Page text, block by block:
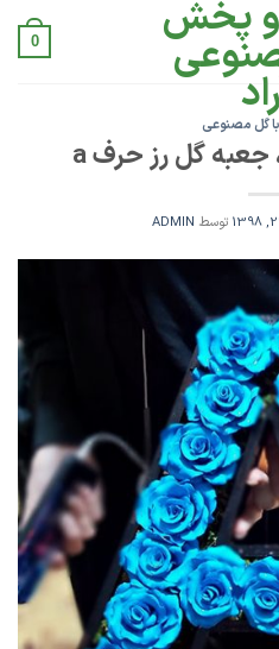
و پخش 0
گل مصنوعی
توسط ADMIN